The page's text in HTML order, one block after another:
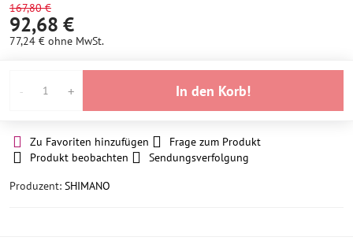
167,80 €
92,68 €
77,24 € ohne MwSt.
In den Korb!
Zu Favoriten hinzufügen
Frage zum Produkt
Produkt beobachten
Sendungsverfolgung
Produzent: SHIMANO